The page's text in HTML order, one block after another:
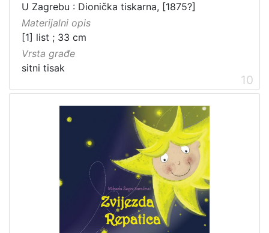
U Zagrebu : Dionička tiskarna, [1875?]
Materijalni opis
[1] list ; 33 cm
Vrsta građe
sitni tisak
10